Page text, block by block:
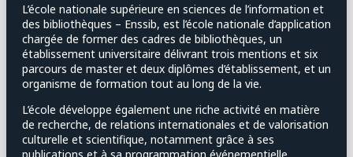
L’école nationale supérieure en sciences de l’information et
des bibliothèques – Enssib, est l’école nationale d’application
chargée de former des cadres de bibliothèques, un
établissement universitaire délivrant trois mentions et six
parcours de master et deux diplômes d’établissement, et un
organisme de formation tout au long de la vie.
L’école développe également une riche activité en matière
de recherche, de relations internationales et de valorisation
culturelle et scientifique, notamment grâce à ses